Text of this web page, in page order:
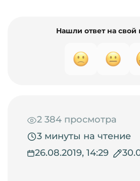
Нашли ответ на свой
2 384 просмотра
3 минуты на чтение
26.08.2019, 14:29